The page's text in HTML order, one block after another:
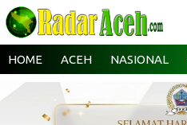
HOME ACEH NASIONAL